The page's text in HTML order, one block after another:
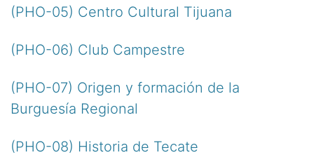
(PHO-05) Centro Cultural Tijuana
(PHO-06) Club Campestre
(PHO-07) Origen y formación de la
Burguesía Regional
(PHO-08) Historia de Tecate